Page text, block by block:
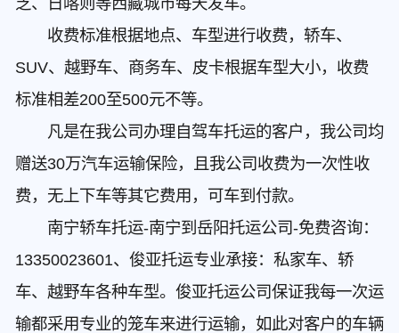
收费标准根据地点、车型进行收费，轿车、
SUV、越野车、商务车、皮卡根据车型大小，收费
标准相差200至500元不等。
凡是在我公司办理自驾车托运的客户，我公司均
赠送30万汽车运输保险，且我公司收费为一次性收
费，无上下车等其它费用，可车到付款。
南宁轿车托运-南宁到岳阳托运公司-免费咨询：
13350023601、俊亚托运专业承接：私家车、轿
车、越野车各种车型。俊亚托运公司保证我每一次运
输都采用专业的笼车来进行运输，如此对客户的车辆